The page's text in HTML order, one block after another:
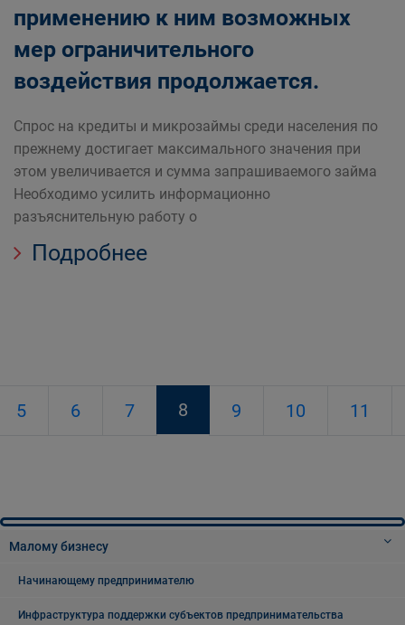
применению к ним возможных
мер ограничительного
воздействия продолжается.
Спрос на кредиты и микрозаймы среди населения по
прежнему достигает максимального значения при
этом увеличивается и сумма запрашиваемого займа
Необходимо усилить информационно
разъяснительную работу о
Подробнее
5 6 7 8 9 10 11
Малому бизнесу
Начинающему предпринимателю
Инфраструктура поддержки субъектов предпринимательства